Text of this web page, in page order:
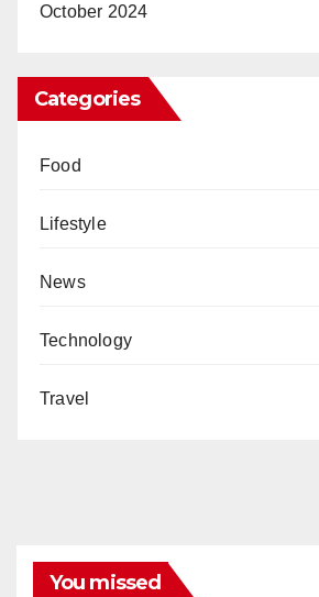
October 2024
Categories
Food
Lifestyle
News
Technology
Travel
You missed